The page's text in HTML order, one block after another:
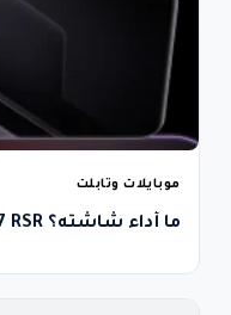
موبايلات وتابلت
ما أداء شاشته؟ HONOR Magic7 RSR